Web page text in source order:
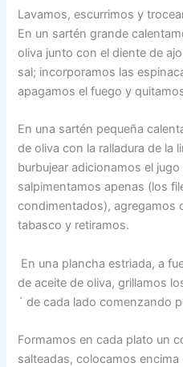
Lavamos, escurrimos y
En un sartén grande
oliva junto con el diente de
sal; incorporamos las
apagamos el fuego y
En una sartén pequeña
de oliva con la ralladura de la
burbujear adicionamos el
salpimentamos apenas (los
condimentados), agregamos
tabasco y retiramos.
En una plancha estriada, a
de aceite de oliva, grillamos
´ de cada lado comenzando
Formamos en cada plato un
salteadas, colocamos